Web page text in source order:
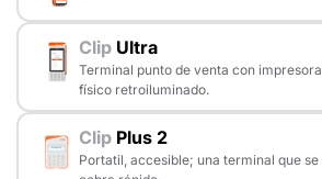
Clip Ultra
Terminal punto de venta con
físico retroiluminado.
Clip Plus 2
Portatil, accesible; una terminal que